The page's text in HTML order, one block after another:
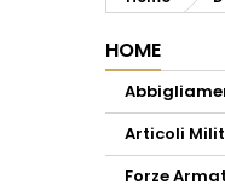
HOME
Articoli
Forze